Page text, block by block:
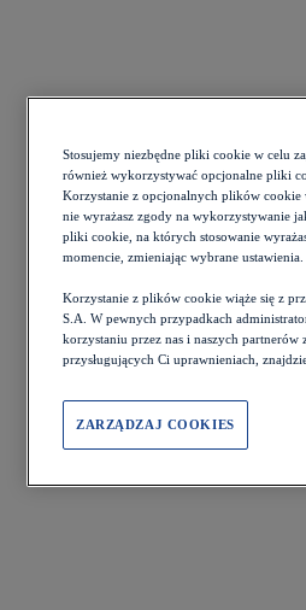
Stosujemy niezbędne pliki cookie w celu
również wykorzystywać opcjonalne pliki
Korzystanie z opcjonalnych plików cookie
nie wyrażasz zgody na wykorzystywanie
pliki cookie, na których stosowanie
momencie, zmieniając wybrane ustawienia.
Korzystanie z plików cookie wiąże się z
S.A. W pewnych przypadkach
korzystaniu przez nas i naszych
przysługujących Ci uprawnieniach,
ZARZĄDZAJ COOKIES